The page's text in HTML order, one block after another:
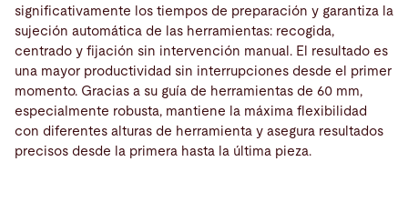
significativamente los tiempos de preparación y garantiza la
sujeción automática de las herramientas: recogida,
centrado y fijación sin intervención manual. El resultado es
una mayor productividad sin interrupciones desde el primer
momento. Gracias a su guía de herramientas de 60 mm,
especialmente robusta, mantiene la máxima flexibilidad
con diferentes alturas de herramienta y asegura resultados
precisos desde la primera hasta la última pieza.